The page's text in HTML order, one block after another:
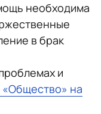
необходима
в брак
и
«Общество» на